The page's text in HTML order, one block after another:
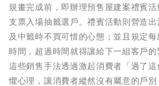
規畫完成前，即辦理預售屋建案禮賓
支票入場抽籤選戶。禮賓活動則營造
及中籤時不買可惜的心態；並且規定
時間，超過時間就得讓給下一組客戶的
這些銷售手法透過激起消費者「過了
懼心理，讓消費者縱然沒有屬意的戶